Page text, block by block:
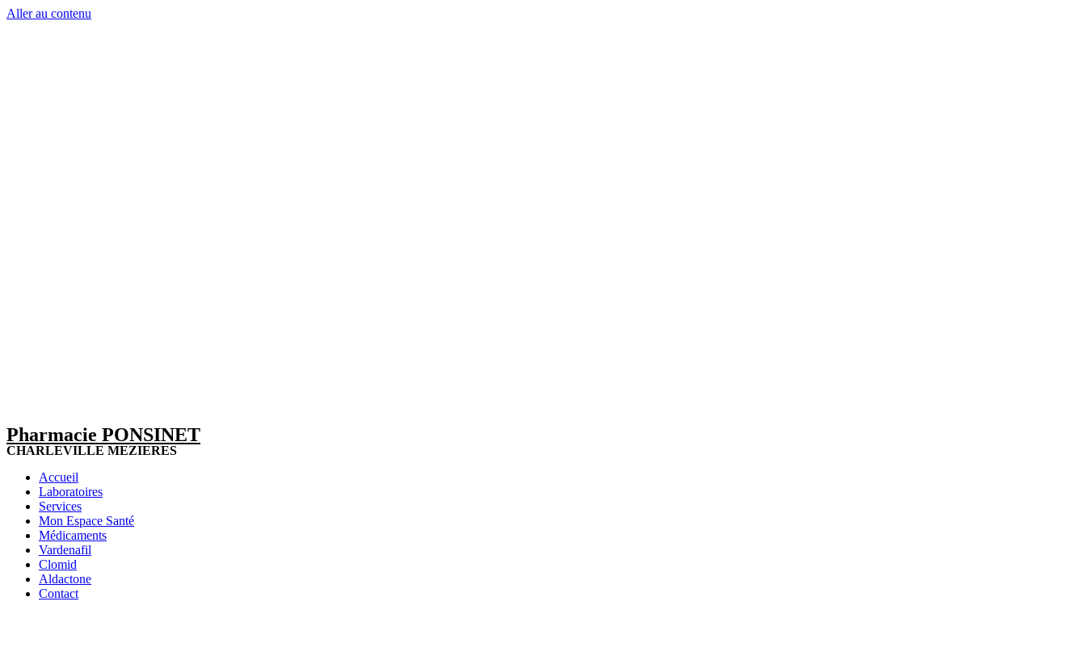
Aller au contenu
Pharmacie PONSINET
CHARLEVILLE MEZIERES
Accueil
Laboratoires
Services
Mon Espace Santé
Médicaments
Vardenafil
Clomid
Aldactone
Contact